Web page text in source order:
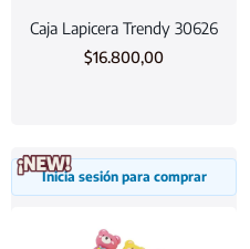
Caja Lapicera Trendy 30626
$16.800,00
Inicia sesión para comprar